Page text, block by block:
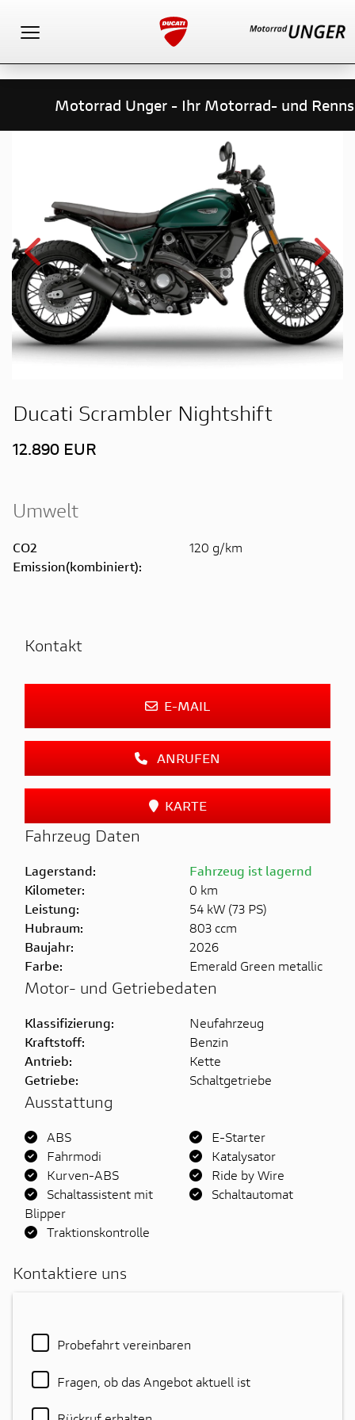
Motorrad Unger - Ihr Motorrad- und
Ducati Scrambler Nightshift
12.890 EUR
Umwelt
CO2
Emission(kombiniert):
120 g/km
Kontakt
E-MAIL
ANRUFEN
KARTE
Fahrzeug Daten
Lagerstand:
Fahrzeug ist lagernd
Kilometer:
0 km
Leistung:
54 kW (73 PS)
Hubraum:
803 ccm
Baujahr:
2026
Farbe:
Emerald Green metallic
Motor- und Getriebedaten
Klassifizierung:
Neufahrzeug
Kraftstoff:
Benzin
Antrieb:
Kette
Getriebe:
Schaltgetriebe
Ausstattung
ABS
E-Starter
Fahrmodi
Katalysator
Kurven-ABS
Ride by Wire
Schaltassistent mit
Blipper
Schaltautomat
Traktionskontrolle
Kontaktiere uns
Probefahrt vereinbaren
Fragen, ob das Angebot aktuell ist